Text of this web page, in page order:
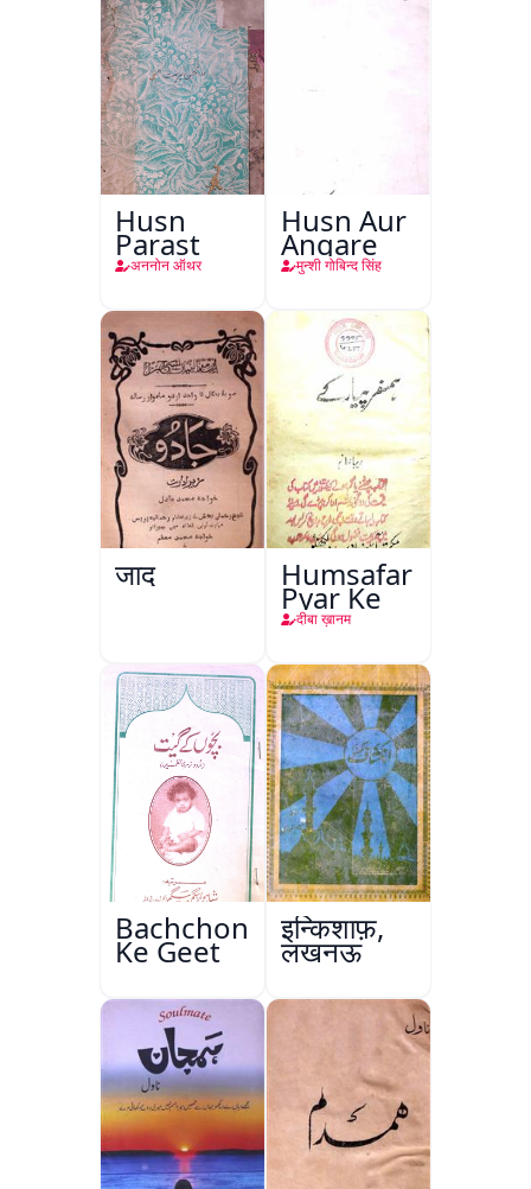
Husn
Parast
अननोन ऑथर
Husn Aur
Angare
मुन्शी गोबिन्द सिंह
जादू Humsafar
Pyar Ke
दीबा ख़ानम
Bachchon
Ke Geet
इन्किशाफ़,
लखनऊ